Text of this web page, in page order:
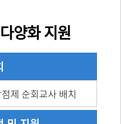
양화 지원
제 순회교사 배치